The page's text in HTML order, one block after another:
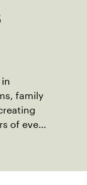
in
family
of every